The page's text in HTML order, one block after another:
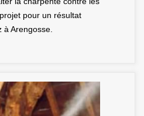
pour un résultat
Arengosse.